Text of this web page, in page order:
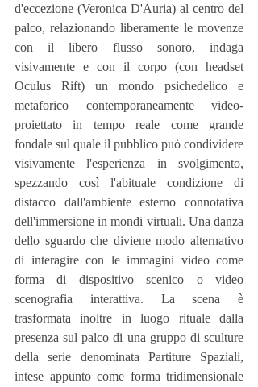
d'eccezione (Veronica D'Auria) al centro del
palco, relazionando liberamente le movenze
con il libero flusso sonoro, indaga
visivamente e con il corpo (con headset
Oculus Rift) un mondo psichedelico e
metaforico contemporaneamente video-
proiettato in tempo reale come grande
fondale sul quale il pubblico può condividere
visivamente l'esperienza in svolgimento,
spezzando così l'abituale condizione di
distacco dall'ambiente esterno connotativa
dell'immersione in mondi virtuali. Una danza
dello sguardo che diviene modo alternativo
di interagire con le immagini video come
forma di dispositivo scenico o video
scenografia interattiva. La scena è
trasformata inoltre in luogo rituale dalla
presenza sul palco di una gruppo di sculture
della serie denominata Partiture Spaziali,
intese appunto come forma tridimensionale